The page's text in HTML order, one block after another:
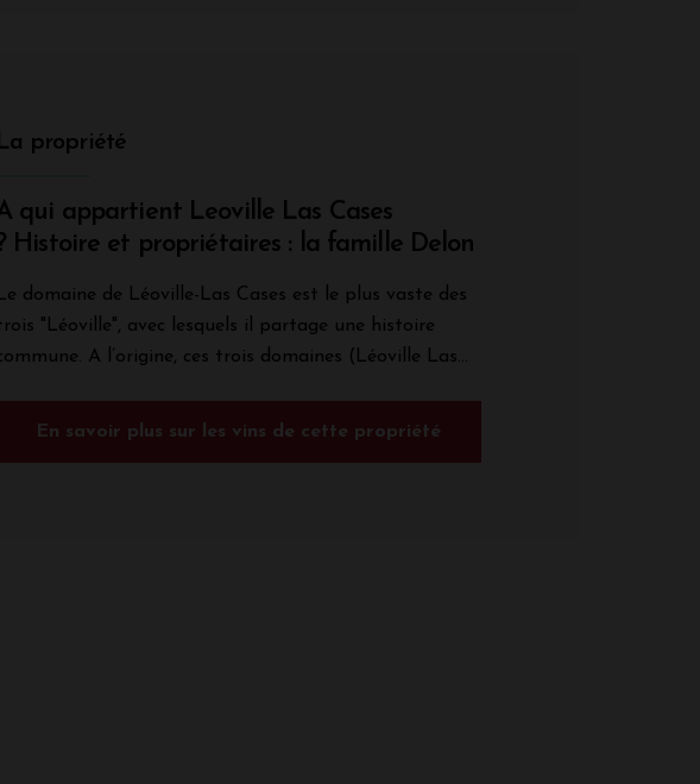
La propriété
qui appartient Leoville Las Cases
Histoire et propriétaires : la famille Delon
Le domaine de Léoville-Las Cases est le plus vaste des
"Léoville", avec lesquels il partage une histoire
A l’origine, ces trois domaines (Léoville Las...
En savoir plus sur les vins de cette propriété